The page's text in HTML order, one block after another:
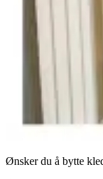
Ønsker du å bytte